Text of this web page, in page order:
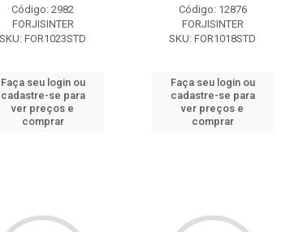
Código: 2982
FORJISINTER
SKU: FOR1023STD
Faça seu login ou
cadastre-se para
ver preços e
comprar
Código: 12876
FORJISINTER
SKU: FOR1018STD
Faça seu login ou
cadastre-se para
ver preços e
comprar